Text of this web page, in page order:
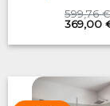
599,76€
Original
price
was:
369,00